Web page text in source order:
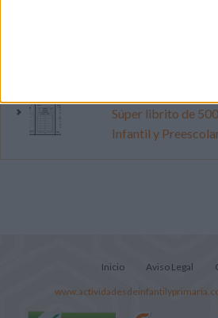
Súper librito de
Infantil y
Inicio Aviso Legal